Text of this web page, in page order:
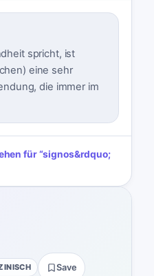
spricht, ist
eine sehr
die immer im
für“signos&rdquo;
Save